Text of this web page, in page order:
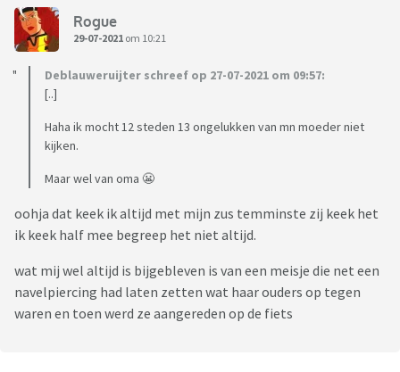
https://youtu.be/USfKJYZcUmI
En verder natuurlijk Magnum, Maimi Vice..
Later, toen mijn belangstelling voor TV tanende was, omdat
uit ging om met mijn buurmeisje te gaan hangen,
nog wel een halve aflevering van de Snorkels mee, of van de
ze elkaar in hun staartje beten is me bijgebleven.
Nou ja en wat ben ik nou nog vergeten.. och ja: Dallas!
Dynastie! Wie van de Drie! De Weekendquiz van Willem Ruis,
de Honeymoonquiz met Ron Brandsteder en de
Rogue
29-07-2021 om 10:21
Deblauweruijter schreef op 27-07-2021 om 09:57:
[..]
Haha ik mocht 12 steden 13 ongelukken van mn moeder niet
kijken.
Maar wel van oma 😬
oohja dat keek ik altijd met mijn zus temminste zij keek het
ik keek half mee begreep het niet altijd.
wat mij wel altijd is bijgebleven is van een meisje die net een
navelpiercing had laten zetten wat haar ouders op tegen
waren en toen werd ze aangereden op de fiets